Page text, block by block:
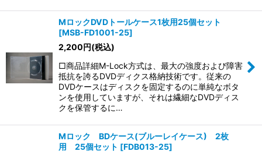
MロックDVDトールケース1枚用25個セット
[MSB-FD1001-25]
2,200円(税込)
□商品詳細M-Lock方式は、最大の強度および障害
抵抗を誇るDVDディクス格納技術です。従来の
DVDケースはディスクを固定するのに単純なボタ
ンを使用していますが、それは繊細なDVDディス
クを保管するに…
Mロック BDケース(ブルーレイケース) 2枚
用 25個セット [FDB013-25]